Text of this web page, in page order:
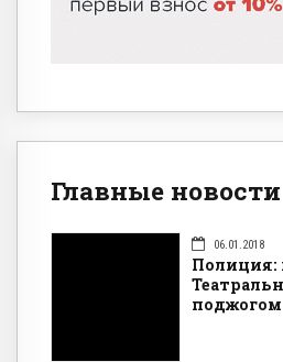
Главные новости
06.01.2018
Полиция:
поджогом